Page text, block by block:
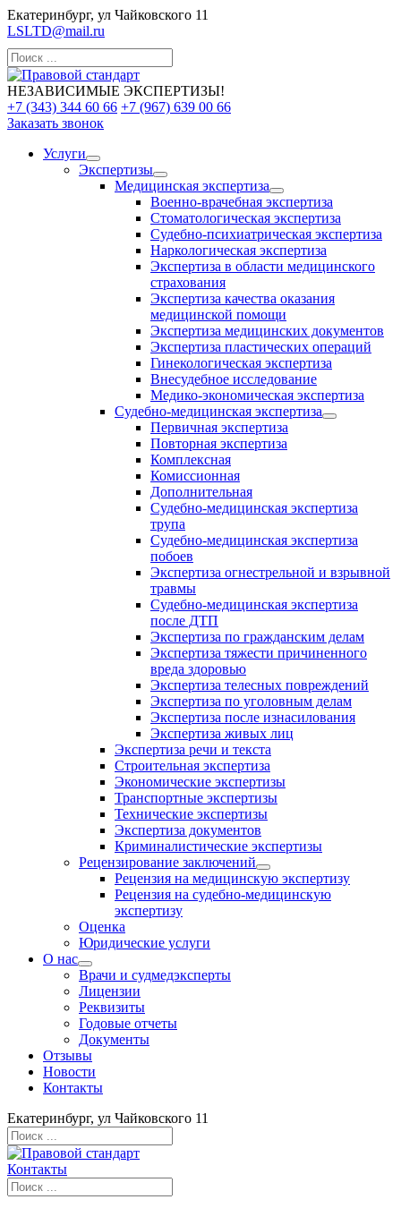
Екатеринбург, ул Чайковского 11
LSLTD@mail.ru
НЕЗАВИСИМЫЕ ЭКСПЕРТИЗЫ!
+7 (343) 344 60 66 +7 (967) 639 00 66
Заказать звонок
Услуги
Экспертизы
Медицинская экспертиза
Военно-врачебная экспертиза
Стоматологическая экспертиза
Судебно-психиатрическая экспертиза
Наркологическая экспертиза
Экспертиза в области медицинского
страхования
Экспертиза качества оказания
медицинской помощи
Экспертиза медицинских документов
Экспертиза пластических операций
Гинекологическая экспертиза
Внесудебное исследование
Медико-экономическая экспертиза
Судебно-медицинская экспертиза
Первичная экспертиза
Повторная экспертиза
Комплексная
Комиссионная
Дополнительная
Судебно-медицинская экспертиза
трупа
Судебно-медицинская экспертиза
побоев
Экспертиза огнестрельной и взрывной
травмы
Судебно-медицинская экспертиза
после ДТП
Экспертиза по гражданским делам
Экспертиза тяжести причиненного
вреда здоровью
Экспертиза телесных повреждений
Экспертиза по уголовным делам
Экспертиза после изнасилования
Экспертиза живых лиц
Экспертиза речи и текста
Строительная экспертиза
Экономические экспертизы
Транспортные экспертизы
Технические экспертизы
Экспертиза документов
Криминалистические экспертизы
Рецензирование заключений
Рецензия на медицинскую экспертизу
Рецензия на судебно-медицинскую
экспертизу
Оценка
Юридические услуги
О нас
Врачи и судмедэксперты
Лицензии
Реквизиты
Годовые отчеты
Документы
Отзывы
Новости
Контакты
Екатеринбург, ул Чайковского 11
Контакты